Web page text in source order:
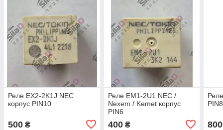
Реле EX2-2K1J NEC
корпус PIN10
500 ₴
Реле EM1-2U1 NEC /
Nexem / Kemet корпус
PIN6
400₴
PIN8
800